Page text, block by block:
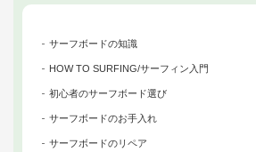
サーフボードの知識
HOW TO SURFING/サーフィン入門
初心者のサーフボード選び
サーフボードのお手入れ
サーフボードのリペア